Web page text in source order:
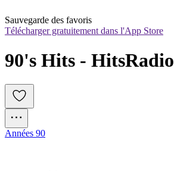
Sauvegarde des favoris
Télécharger gratuitement dans l'App Store
90's Hits - HitsRadio
Années 90